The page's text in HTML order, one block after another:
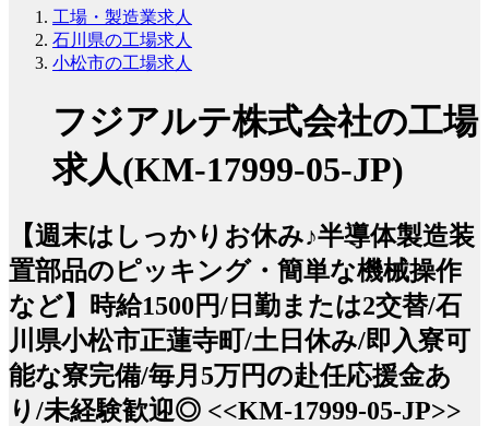
工場・製造業求人
石川県の工場求人
小松市の工場求人
フジアルテ株式会社の工場
求人(KM-17999-05-JP)
【週末はしっかりお休み♪半導体製造装
置部品のピッキング・簡単な機械操作
など】時給1500円/日勤または2交替/石
川県小松市正蓮寺町/土日休み/即入寮可
能な寮完備/毎月5万円の赴任応援金あ
り/未経験歓迎◎ <<KM-17999-05-JP>>